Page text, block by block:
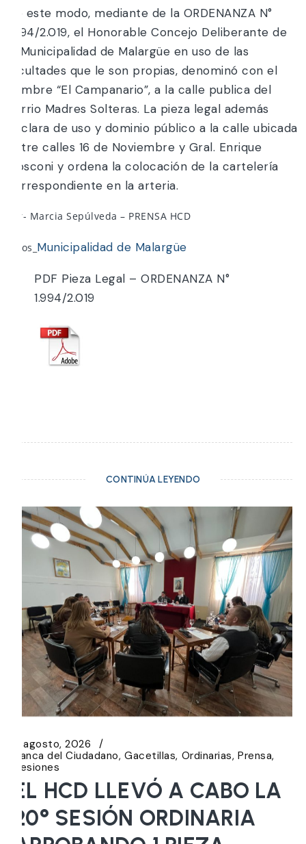
De este modo, mediante de la ORDENANZA N°
1.994/2.019, el Honorable Concejo Deliberante de
la Municipalidad de Malargüe en uso de las
facultades que le son propias, denominó con el
nombre “El Campanario”, a la calle publica del
Barrio Madres Solteras. La pieza legal además
declara de uso y dominio público a la calle ubicada
entre calles 16 de Noviembre y Gral. Enrique
Mosconi y ordena la colocación de la cartelería
correspondiente en la arteria.
Por- Marcia Sepúlveda – PRENSA HCD
Fotos_ Municipalidad de Malargüe
PDF Pieza Legal – ORDENANZA N°
1.994/2.019
CONTINÚA LEYENDO
6 agosto, 2026
Banca del Ciudadano Gacetillas Ordinarias Prensa
Sesiones
EL HCD LLEVÓ A CABO LA
20° SESIÓN ORDINARIA